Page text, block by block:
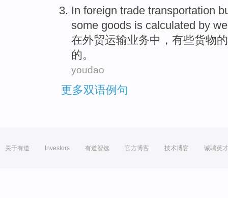
In foreign trade transportation
some goods is calculated by
在外贸运输业务中， 有些货物的
的。
youdao
更多双语例句
关于有道 Investors 有道智选 官方博客 技术博客 诚聘英才